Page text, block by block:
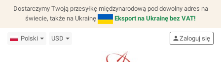
Dostarczymy Twoją przesyłkę międzynarodową pod dowolny adres na
świecie, także na Ukrainę
Eksport na Ukrainę bez VAT!
Polski USD personZaloguj się